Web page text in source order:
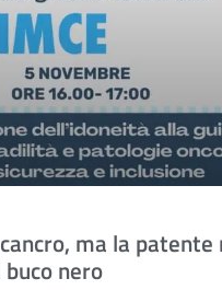
ma la
nero